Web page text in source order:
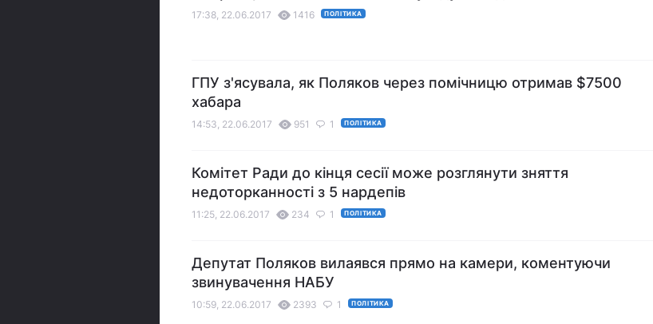
17:38, 22.06.2017 1416 ПОЛІТИКА
ГПУ з'ясувала, як Поляков через помічницю отримав $7500
хабара
14:53, 22.06.2017 951 1 ПОЛІТИКА
Комітет Ради до кінця сесії може розглянути зняття
недоторканності з 5 нардепів
11:25, 22.06.2017 234 1 ПОЛІТИКА
Депутат Поляков вилаявся прямо на камери, коментуючи
звинувачення НАБУ
10:59, 22.06.2017 2393 1 ПОЛІТИКА